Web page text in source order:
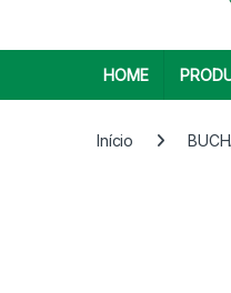
HOME
Início